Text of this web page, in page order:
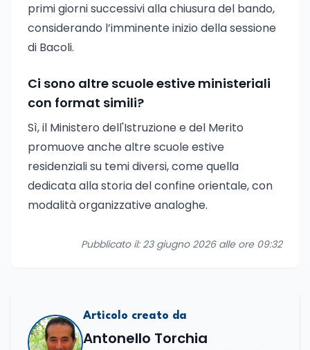
primi giorni successivi alla chiusura del bando,
considerando l’imminente inizio della sessione
di Bacoli.
Ci sono altre scuole estive ministeriali
con format simili?
Sì, il Ministero dell'Istruzione e del Merito
promuove anche altre scuole estive
residenziali su temi diversi, come quella
dedicata alla storia del confine orientale, con
modalità organizzative analoghe.
Pubblicato il: 23 giugno 2026 alle ore 09:32
Articolo creato da
Antonello Torchia